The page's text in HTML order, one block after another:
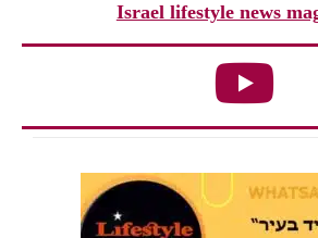
Israel lifestyle news